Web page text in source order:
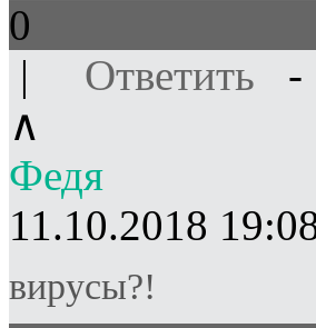
0
|
Ответить -
∧
Федя
11.10.2018
вирусы?!